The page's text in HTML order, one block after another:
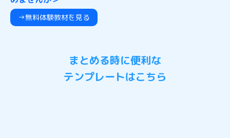
→無料体験教材を見る
まとめる時に便利な
テンプレートはこちら